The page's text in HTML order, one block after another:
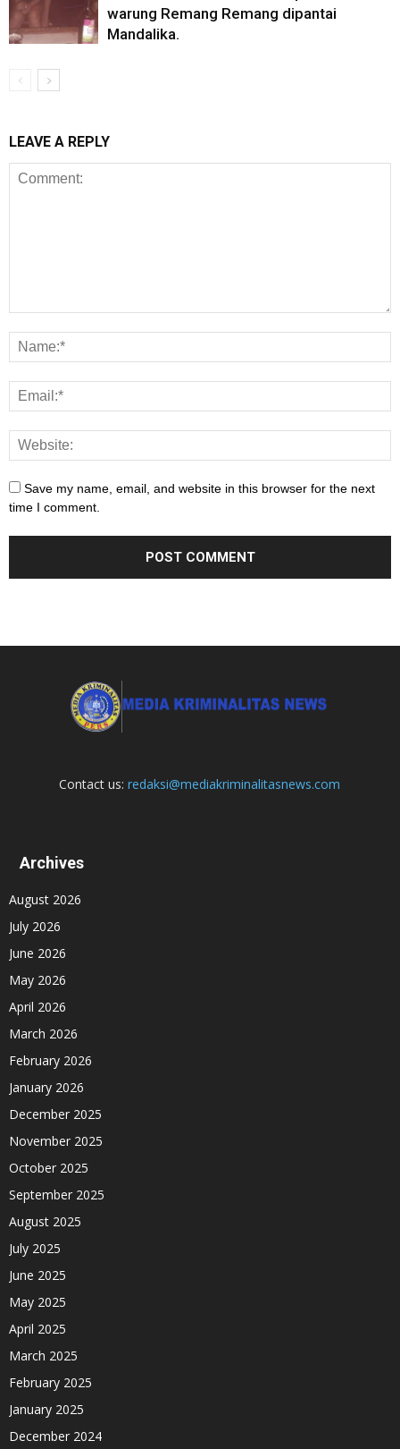
warung Remang Remang dipantai
Mandalika.
LEAVE A REPLY
Save my name, email, and website in this browser for the next
time I comment.
Contact us:redaksi@mediakriminalitasnews.com
Archives
August 2026
July 2026
June 2026
May 2026
April 2026
March 2026
February 2026
January 2026
December 2025
November 2025
October 2025
September 2025
August 2025
July 2025
June 2025
May 2025
April 2025
March 2025
February 2025
January 2025
December 2024